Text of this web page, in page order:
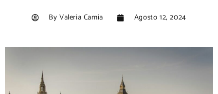
By Valeria Camia Agosto 12, 2024